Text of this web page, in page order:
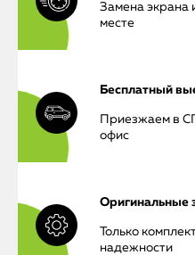
Замена экрана
месте
Бесплатный
Приезжаем в
офис
Оригинальные
Только
надежности